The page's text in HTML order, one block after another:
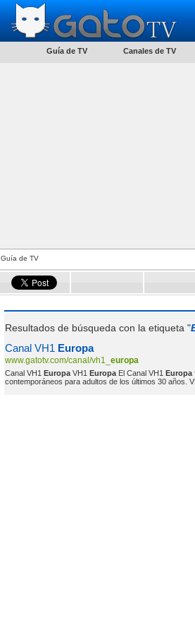
Guía de TV Canales de TV
Guía de TV
Resultados de búsqueda con la etiqueta "
Canal VH1 Europa
www.gatotv.com/canal/vh1_ europa
Canal VH1 Europa VH1 Europa El Canal VH1 Europa
contemporáneos para adultos de los últimos 30 años.